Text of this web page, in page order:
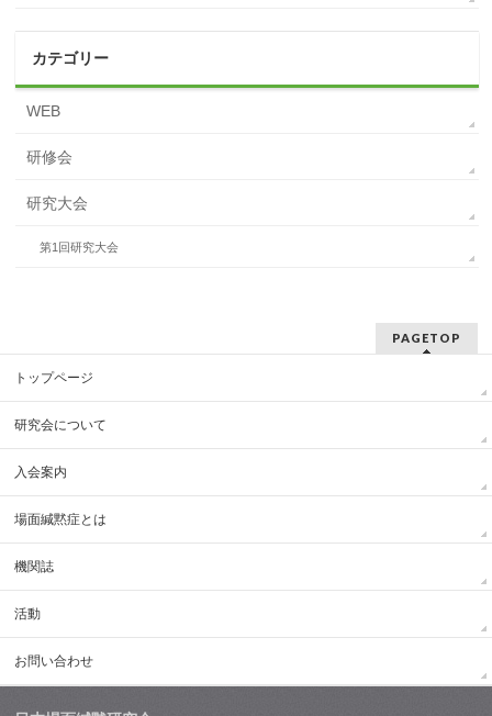
カテゴリー
WEB
研修会
研究大会
第1回研究大会
PAGETOP
トップページ
研究会について
入会案内
場面緘黙症とは
機関誌
活動
お問い合わせ